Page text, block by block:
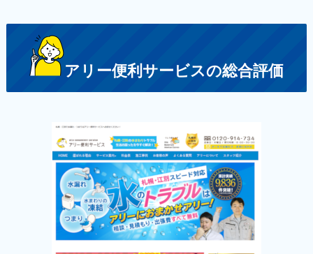
アリー便利サービスの総合評価